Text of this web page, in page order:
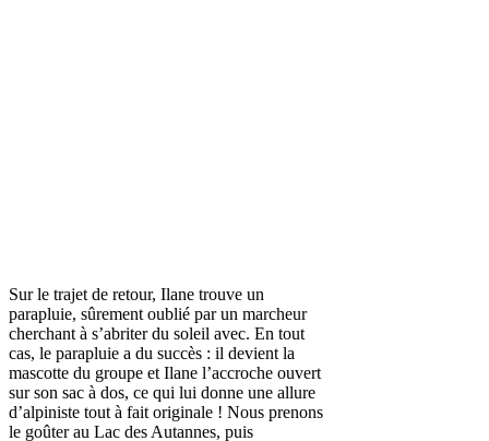
Sur le trajet de retour, Ilane trouve un
parapluie, sûrement oublié par un marcheur
cherchant à s’abriter du soleil avec. En tout
cas, le parapluie a du succès : il devient la
mascotte du groupe et Ilane l’accroche ouvert
sur son sac à dos, ce qui lui donne une allure
d’alpiniste tout à fait originale ! Nous prenons
le goûter au Lac des Autannes, puis